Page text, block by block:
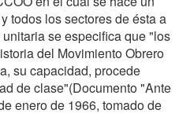
todos los sectores de ésta a
se especifica que "los
del Movimiento Obrero
su capacidad, procede
de clase"(Documento "Ante
enero de 1966, tomado de